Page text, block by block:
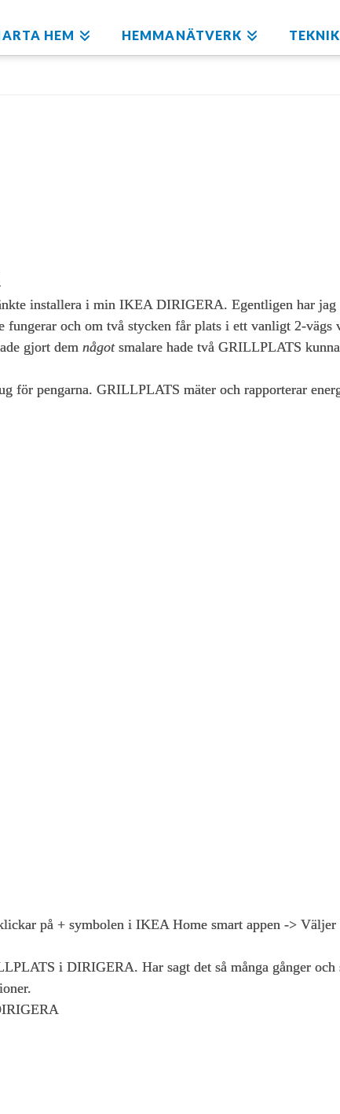
HEM HEMMANÄTVERK
installera i min IKEA DIRIGERA. Egentligen har jag
och om två stycken får plats i ett vanligt 2‑vägs
gjort dem någotsmalare hade två GRILLPLATS
pengarna. GRILLPLATS mäter och rapporterar
på + symbolen i IKEA Home smart appen ->
i DIRIGERA. Har sagt det så många gånger och